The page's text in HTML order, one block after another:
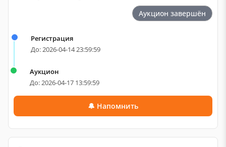
Аукцион завершён
Регистрация
До: 2026-04-14 23:59:59
Аукцион
До: 2026-04-17 13:59:59
🔔 Напомнить